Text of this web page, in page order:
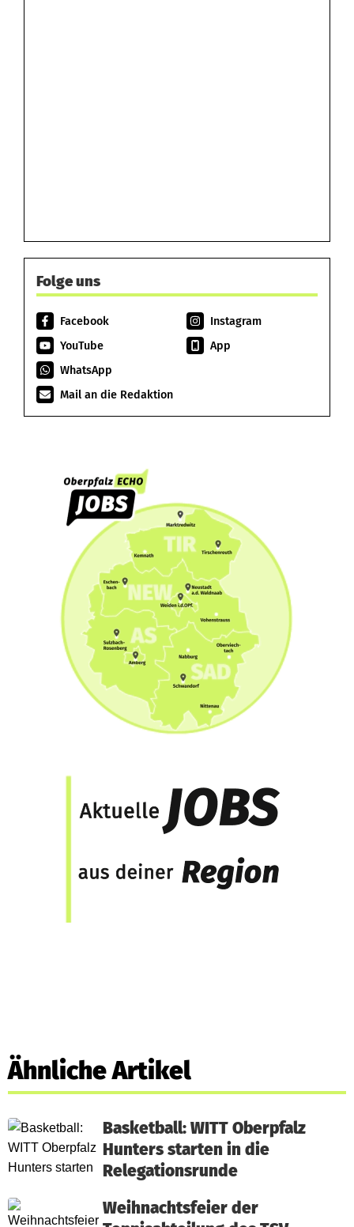
Folge uns
Facebook
Instagram
YouTube
App
WhatsApp
Mail an die Redaktion
Ähnliche Artikel
Basketball: WITT Oberpfalz
Hunters starten in die
Relegationsrunde
Weihnachtsfeier der